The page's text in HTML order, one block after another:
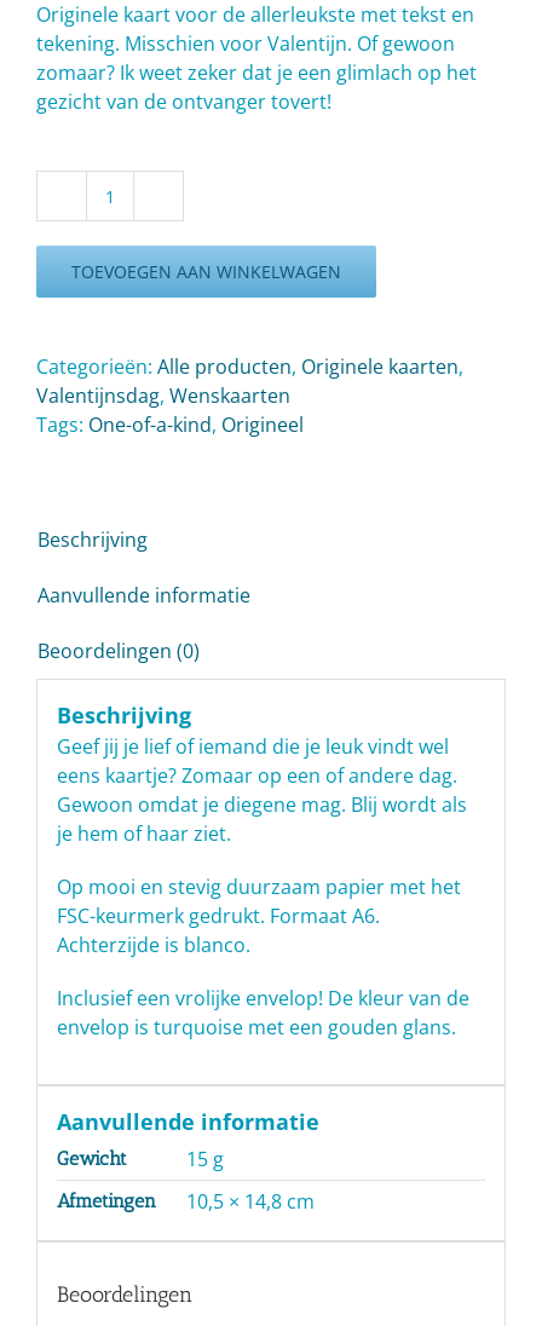
Originele kaart voor de allerleukste met tekst en
tekening. Misschien voor Valentijn. Of gewoon
zomaar? Ik weet zeker dat je een glimlach op het
gezicht van de ontvanger tovert!
Ik
jou
aantal
TOEVOEGEN AAN WINKELWAGEN
Categorieën: Alle producten, Originele kaarten,
Valentijnsdag, Wenskaarten
Tags: One-of-a-kind, Origineel
Beschrijving
Aanvullende informatie
Beoordelingen (0)
Beschrijving
Geef jij je lief of iemand die je leuk vindt wel
eens kaartje? Zomaar op een of andere dag.
Gewoon omdat je diegene mag. Blij wordt als
je hem of haar ziet.
Op mooi en stevig duurzaam papier met het
FSC-keurmerk gedrukt. Formaat A6.
Achterzijde is blanco.
Inclusief een vrolijke envelop! De kleur van de
envelop is turquoise met een gouden glans.
Aanvullende informatie
Gewicht 15 g
Afmetingen 10,5 × 14,8 cm
Beoordelingen